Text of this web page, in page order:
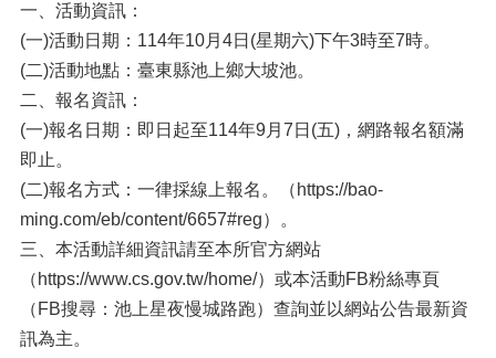
一、活動資訊：
(一)活動日期：114年10月4日(星期六)下午3時至7時。
(二)活動地點：臺東縣池上鄉大坡池。
二、報名資訊：
(一)報名日期：即日起至114年9月7日(五)，網路報名額滿
即止。
(二)報名方式：一律採線上報名。（https://bao-
ming.com/eb/content/6657#reg）。
三、本活動詳細資訊請至本所官方網站
（https://www.cs.gov.tw/home/）或本活動FB粉絲專頁
（FB搜尋：池上星夜慢城路跑）查詢並以網站公告最新資
訊為主。